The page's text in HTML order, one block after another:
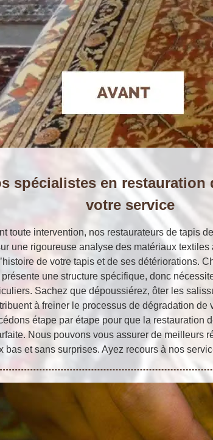
spécialistes en restauration
votre service
toute intervention, nos restaurateurs de tapis
une rigoureuse analyse des matériaux textiles
l’histoire de votre tapis et de ses détériorations.
présente une structure spécifique, donc
Sachez que dépoussiérez, ôter les
à freiner le processus de dégradation de
étape par étape pour que la restauration
Nous pouvons vous assurer de meilleurs
bas et sans surprises. Ayez recours à nos